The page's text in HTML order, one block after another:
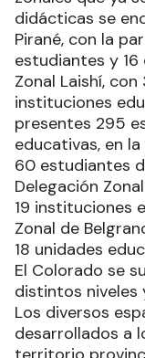
didácticas se
Pirané, con la
estudiantes y
Zonal Laishí,
instituciones
presentes 295
educativas, en
60 estudiantes
Delegación
19 instituciones
Zonal de
18 unidades
El Colorado se
distintos niveles
Los diversos
desarrollados a